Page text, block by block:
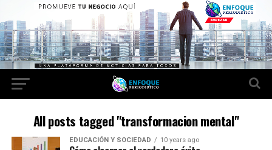
All posts tagged "transformacion mental"
EDUCACIÓN Y SOCIEDAD 10 years ago